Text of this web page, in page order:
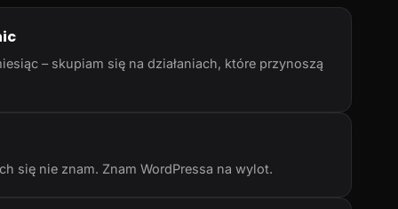
– skupiam się na działaniach, które przynoszą
się nie znam. Znam WordPressa na wylot.